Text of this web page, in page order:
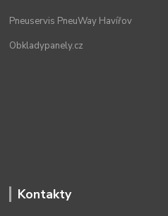
Pneuservis PneuWay Havířov
Obkladypanely.cz
Kontakty